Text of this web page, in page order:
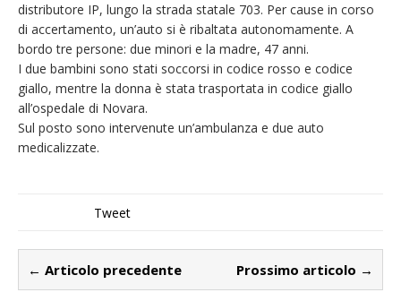
distributore IP, lungo la strada statale 703. Per cause in corso
di accertamento, un’auto si è ribaltata autonomamente. A
bordo tre persone: due minori e la madre, 47 anni.
I due bambini sono stati soccorsi in codice rosso e codice
giallo, mentre la donna è stata trasportata in codice giallo
all’ospedale di Novara.
Sul posto sono intervenute un’ambulanza e due auto
medicalizzate.
Tweet
← Articolo precedente Prossimo articolo →